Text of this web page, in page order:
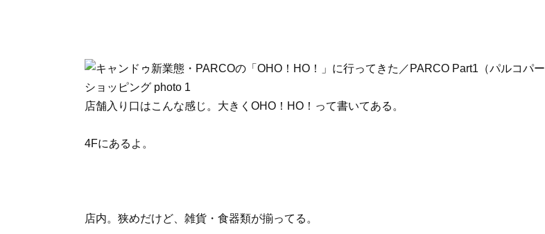
店舗入り口はこんな感じ。大きくOHO！HO！って書いてある。
4Fにあるよ。
店内。狭めだけど、雑貨・食器類が揃ってる。